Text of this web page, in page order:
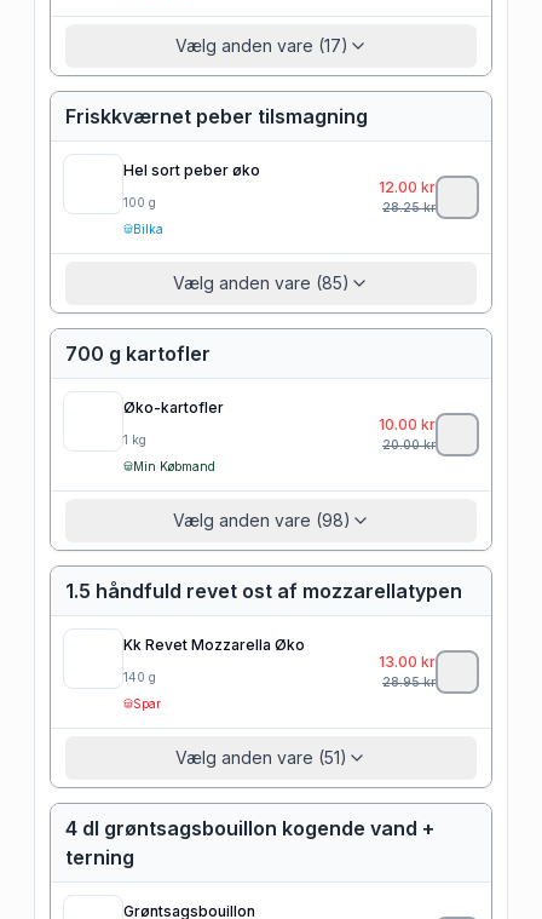
Vælg anden vare (17)
Friskkværnet peber tilsmagning
Hel sort peber øko
100 g
Bilka
12.00 kr
28.25kr
Vælg anden vare (85)
700 g kartofler
Øko-kartofler
1 kg
Min Købmand
10.00 kr
20.00kr
Vælg anden vare (98)
1.5 håndfuld revet ost af mozzarellatypen
Kk Revet Mozzarella Øko
140 g
Spar
13.00 kr
28.95kr
Vælg anden vare (51)
4 dl grøntsagsbouillon kogende vand +
terning
Grøntsagsbouillon